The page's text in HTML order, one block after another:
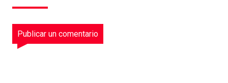
Publicar un comentario